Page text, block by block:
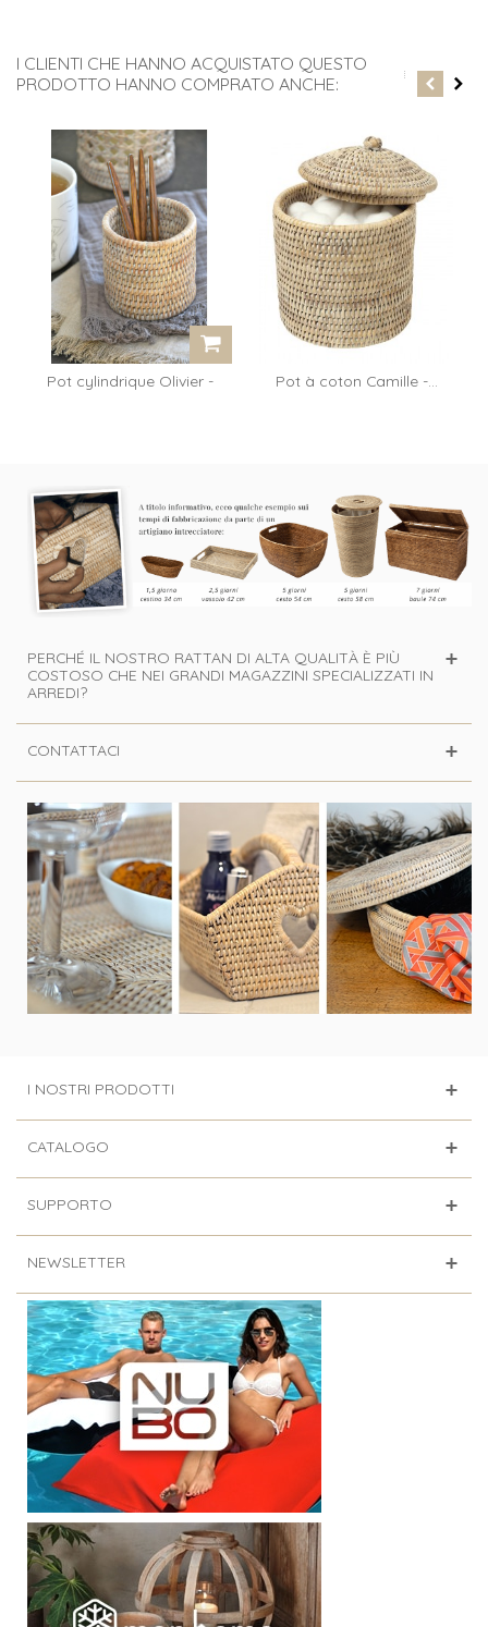
I CLIENTI CHE HANNO ACQUISTATO QUESTO
PRODOTTO HANNO COMPRATO ANCHE:
Pot cylindrique Olivier -
Pot à coton Camille -...
PERCHÉ IL NOSTRO RATTAN DI ALTA QUALITÀ È PIÙ
COSTOSO CHE NEI GRANDI MAGAZZINI SPECIALIZZATI IN
ARREDI?
CONTATTACI
I NOSTRI PRODOTTI
CATALOGO
SUPPORTO
NEWSLETTER